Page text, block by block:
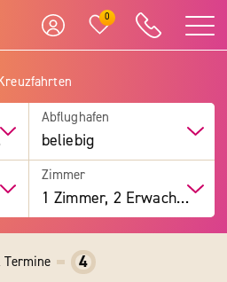
0
Abflughafen
beliebig
Zimmer
1 Zimmer, 2 Erwachsene
Termine 4